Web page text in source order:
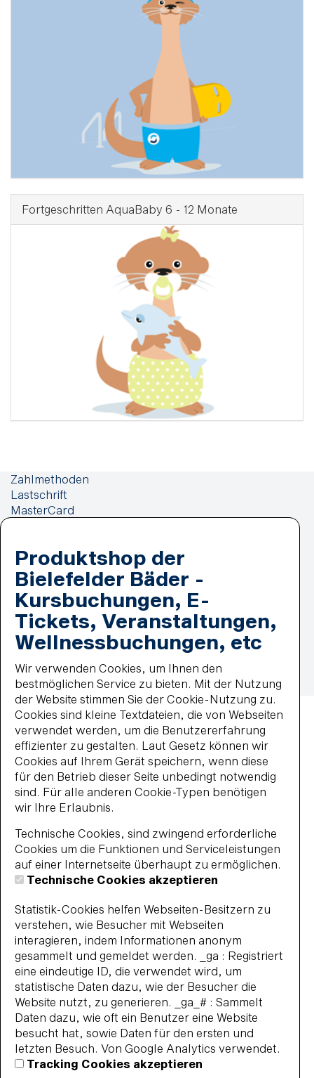
Fortgeschritten AquaBaby 6 - 12 Monate
Zahlmethoden
Lastschrift
MasterCard
Visa
Impressum
Datenschutz
Widerrufsbelehrung
Vertrag widerrufen
Barrierefreiheit
Impressum
AGB
Datenschutz
Widerrufsbelehrung
Haus- und Badeordnung
© 2026 BBF-Bielefelder Bäder und Freizeit GmbH
Produktshop der
Bielefelder Bäder -
Kursbuchungen, E-
Tickets, Veranstaltungen,
Wellnessbuchungen, etc
Wir verwenden Cookies, um Ihnen den
bestmöglichen Service zu bieten. Mit der Nutzung
der Website stimmen Sie der Cookie-Nutzung zu.
Cookies sind kleine Textdateien, die von Webseiten
verwendet werden, um die Benutzererfahrung
effizienter zu gestalten. Laut Gesetz können wir
Cookies auf Ihrem Gerät speichern, wenn diese
für den Betrieb dieser Seite unbedingt notwendig
sind. Für alle anderen Cookie-Typen benötigen
wir Ihre Erlaubnis.
Technische Cookies, sind zwingend erforderliche
Cookies um die Funktionen und Serviceleistungen
auf einer Internetseite überhaupt zu ermöglichen.
Technische Cookies akzeptieren
Statistik-Cookies helfen Webseiten-Besitzern zu
verstehen, wie Besucher mit Webseiten
interagieren, indem Informationen anonym
gesammelt und gemeldet werden. _ga : Registriert
eine eindeutige ID, die verwendet wird, um
statistische Daten dazu, wie der Besucher die
Website nutzt, zu generieren. _ga_# : Sammelt
Daten dazu, wie oft ein Benutzer eine Website
besucht hat, sowie Daten für den ersten und
letzten Besuch. Von Google Analytics verwendet.
Tracking Cookies akzeptieren